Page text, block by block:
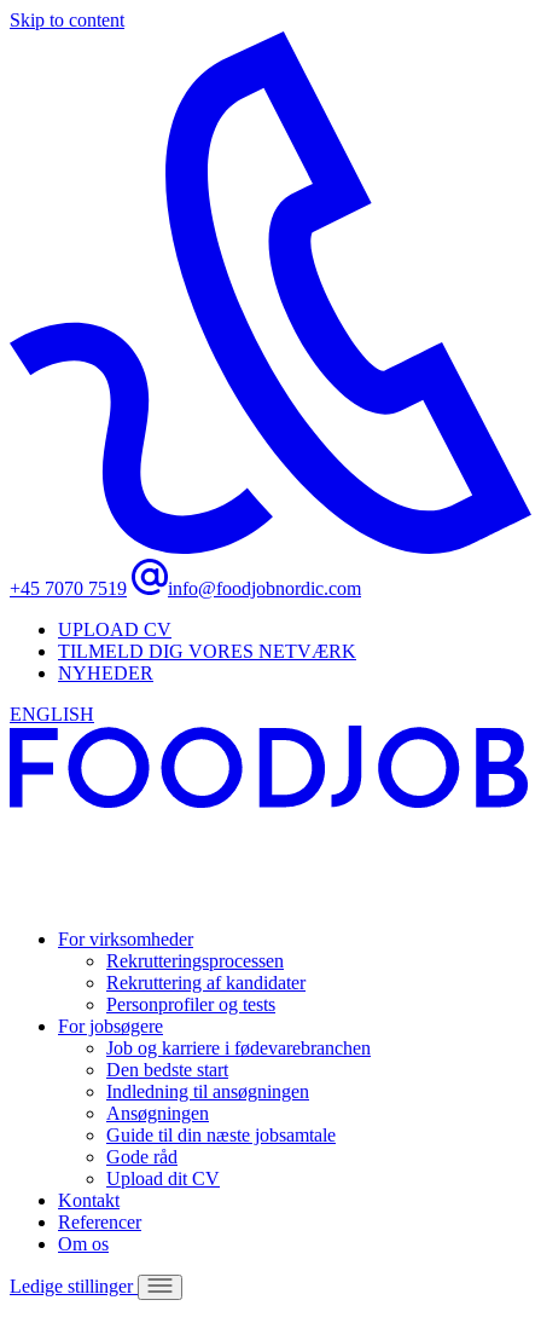
Skip to content
+45 7070 7519
info@foodjobnordic.com
UPLOAD CV
TILMELD DIG VORES NETVÆRK
NYHEDER
ENGLISH
For virksomheder
Rekrutteringsprocessen
Rekruttering af kandidater
Personprofiler og tests
For jobsøgere
Job og karriere i fødevarebranchen
Den bedste start
Indledning til ansøgningen
Ansøgningen
Guide til din næste jobsamtale
Gode råd
Upload dit CV
Kontakt
Referencer
Om os
Ledige stillinger